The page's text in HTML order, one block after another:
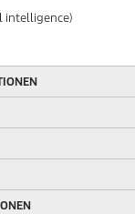
intelligence)